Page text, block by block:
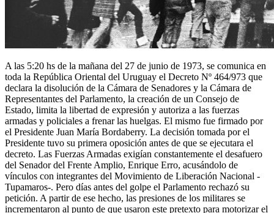
A las 5:20 hs de la mañana del 27 de junio de 1973, se comunica en
toda la República Oriental del Uruguay el Decreto Nº 464/973 que
declara la disolución de la Cámara de Senadores y la Cámara de
Representantes del Parlamento, la creación de un Consejo de
Estado, limita la libertad de expresión y autoriza a las fuerzas
armadas y policiales a frenar las huelgas. El mismo fue firmado por
el Presidente Juan María Bordaberry. La decisión tomada por el
Presidente tuvo su primera oposición antes de que se ejecutara el
decreto. Las Fuerzas Armadas exigían constantemente el desafuero
del Senador del Frente Amplio, Enrique Erro, acusándolo de
vínculos con integrantes del Movimiento de Liberación Nacional -
Tupamaros-. Pero días antes del golpe el Parlamento rechazó su
petición. A partir de ese hecho, las presiones de los militares se
incrementaron al punto de que usaron este pretexto para motorizar el